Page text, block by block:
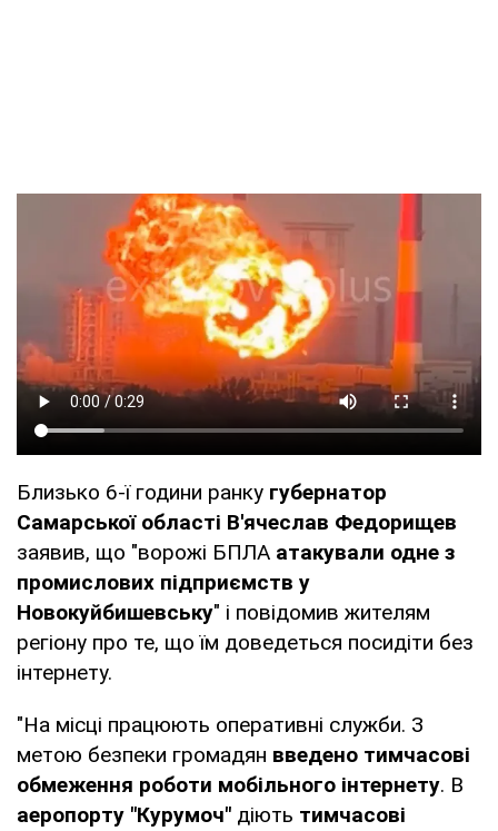
Близько 6-ї години ранку губернатор
Самарської області В'ячеслав Федорищев
заявив, що "ворожі БПЛА атакували одне з
промислових підприємств у
Новокуйбишевську" і повідомив жителям
регіону про те, що їм доведеться посидіти без
інтернету.
"На місці працюють оперативні служби. З
метою безпеки громадян введено тимчасові
обмеження роботи мобільного інтернету. В
аеропорту "Курумоч" діють тимчасові